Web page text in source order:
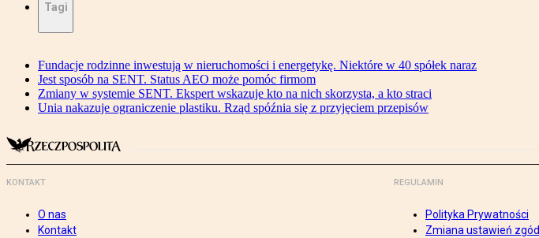
Tagi
Fundacje rodzinne inwestują w nieruchomości i energetykę. Niektóre w 40 spółek naraz
Jest sposób na SENT. Status AEO może pomóc firmom
Zmiany w systemie SENT. Ekspert wskazuje kto na nich skorzysta, a kto straci
Unia nakazuje ograniczenie plastiku. Rząd spóźnia się z przyjęciem przepisów
KONTAKT
O nas
Kontakt
REGULAMIN
Polityka Prywatności
Zmiana ustawień zgód